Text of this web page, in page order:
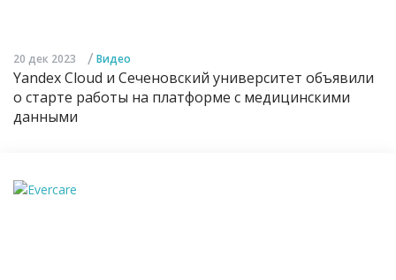
20 дек 2023 / Видео
Yandex Cloud и Сеченовский университет объявили
о старте работы на платформе с медицинскими
данными